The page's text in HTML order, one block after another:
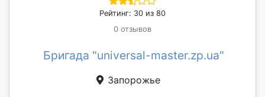
Рейтинг: 30 из 80
0 отзывов
Бригада "universal-master.zp.ua"
Запорожье